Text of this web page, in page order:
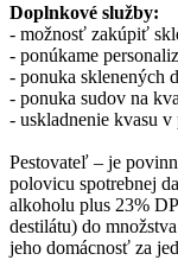
Doplnkové služby:
- možnosť zakúpiť
- ponúkame
- ponuka sklenených
- ponuka sudov na
- uskladnenie kvasu v
Pestovateľ – je
polovicu spotrebnej
alkoholu plus 23%
destilátu) do
jeho domácnosť za